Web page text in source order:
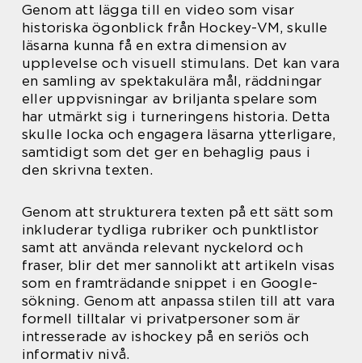
Genom att lägga till en video som visar
historiska ögonblick från Hockey-VM, skulle
läsarna kunna få en extra dimension av
upplevelse och visuell stimulans. Det kan vara
en samling av spektakulära mål, räddningar
eller uppvisningar av briljanta spelare som
har utmärkt sig i turneringens historia. Detta
skulle locka och engagera läsarna ytterligare,
samtidigt som det ger en behaglig paus i
den skrivna texten.
Genom att strukturera texten på ett sätt som
inkluderar tydliga rubriker och punktlistor
samt att använda relevant nyckelord och
fraser, blir det mer sannolikt att artikeln visas
som en framträdande snippet i en Google-
sökning. Genom att anpassa stilen till att vara
formell tilltalar vi privatpersoner som är
intresserade av ishockey på en seriös och
informativ nivå.